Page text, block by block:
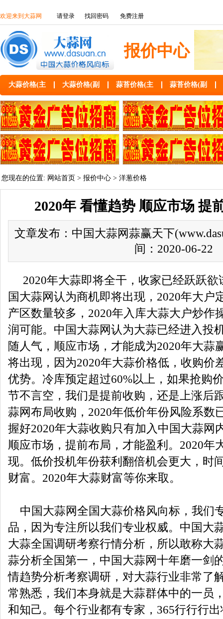
欢迎来到大蒜网 请登录 找回密码 免费注册
报价中心
大蒜价格(主 大蒜价格(副 蒜苔价格(主 蒜苔价格(副
您现在的位置: 网站首页 > 报价中心 > 洋葱价格
2020年 看懂趋势 顺应市场 提
文章发布：中国大蒜网蒜赢天下
间：2020-06-22
2020年大蒜即将全干，收家已经跃跃欲
国大蒜网认为商机即将出现，2020年大户
产区数量较多，2020年入库大蒜大户炒作
润可能。中国大蒜网认为大蒜已经进入投
随人气，顺应市场，才能成为2020年大蒜
将出现，因为2020年大蒜价格低，收购价
优势。冷库预定超过60%以上，如果抢购
节不言空，我们是提前收购，还是上涨后
蒜网布局收购，2020年低价年份风险系数
握好2020年大蒜收购只有加入中国大蒜网
顺应市场，提前布局，才能盈利。2020年
现。低价投机年份获利翻倍机会更大，时
财富。2020年大蒜财富等你来取。
中国大蒜网全国大蒜价格风向标，我们
品，因为专注所以我们专业权威。中国大
大蒜全国调研考察行情分析，所以敢称大
蒜分析全国第一，中国大蒜网十年磨一剑
情趋势分析考察调研，对大蒜行业非常了
常熟悉，我们本身就是大蒜群体中的一员
和知己。每个行业都有专家，365行行行